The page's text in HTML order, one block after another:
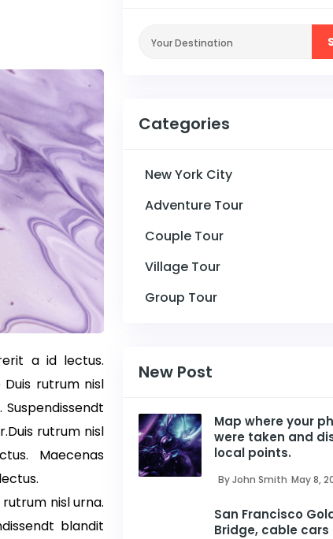
a id lectus.
rutrum nisl
rutrum nisl
Maecenas
nisl urna.
blandit
Categories
New York City
Adventure Tour
Couple Tour
Village Tour
Group Tour
New Post
Map where your
were taken and
local points.
By John Smith May 8,
San Francisco
Bridge, cable cars